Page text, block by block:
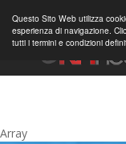
Questo Sito Web utilizza
esperienza di navigazione.
tutti i termini e condizioni
Array